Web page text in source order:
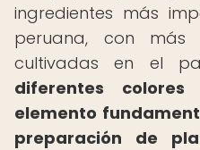
ingredientes más
peruana, con más
cultivadas en el
diferentes
elemento
preparación de